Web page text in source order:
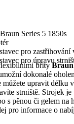
Series 5 1850s
pro zastřihování
pro úpravu
břityBraun
dokonalé
můžete upravit délku
strniště. Strojek
s pěnou či gelem na
pro informace o